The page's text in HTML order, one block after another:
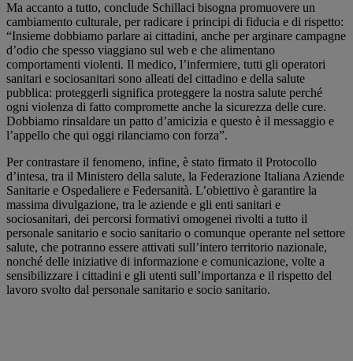
Ma accanto a tutto, conclude Schillaci bisogna promuovere un
cambiamento culturale, per radicare i principi di fiducia e di rispetto:
“Insieme dobbiamo parlare ai cittadini, anche per arginare campagne
d’odio che spesso viaggiano sul web e che alimentano
comportamenti violenti. Il medico, l’infermiere, tutti gli operatori
sanitari e sociosanitari sono alleati del cittadino e della salute
pubblica: proteggerli significa proteggere la nostra salute perché
ogni violenza di fatto compromette anche la sicurezza delle cure.
Dobbiamo rinsaldare un patto d’amicizia e questo è il messaggio e
l’appello che qui oggi rilanciamo con forza”.
Per contrastare il fenomeno, infine, è stato firmato il Protocollo
d’intesa, tra il Ministero della salute, la Federazione Italiana Aziende
Sanitarie e Ospedaliere e Federsanità. L’obiettivo è garantire la
massima divulgazione, tra le aziende e gli enti sanitari e
sociosanitari, dei percorsi formativi omogenei rivolti a tutto il
personale sanitario e socio sanitario o comunque operante nel settore
salute, che potranno essere attivati sull’intero territorio nazionale,
nonché delle iniziative di informazione e comunicazione, volte a
sensibilizzare i cittadini e gli utenti sull’importanza e il rispetto del
lavoro svolto dal personale sanitario e socio sanitario.